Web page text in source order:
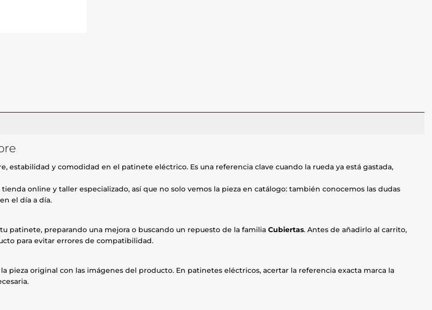
estabilidad y comodidad en el patinete eléctrico. Es una referencia clave cuando la rueda ya está gastada,
online y taller especializado, así que no solo vemos la pieza en catálogo: también conocemos las dudas
el día a día.
patinete, preparando una mejora o buscando un repuesto de la familiaCubiertas. Antes de añadirlo al carrito,
para evitar errores de compatibilidad.
pieza original con las imágenes del producto. En patinetes eléctricos, acertar la referencia exacta marca la